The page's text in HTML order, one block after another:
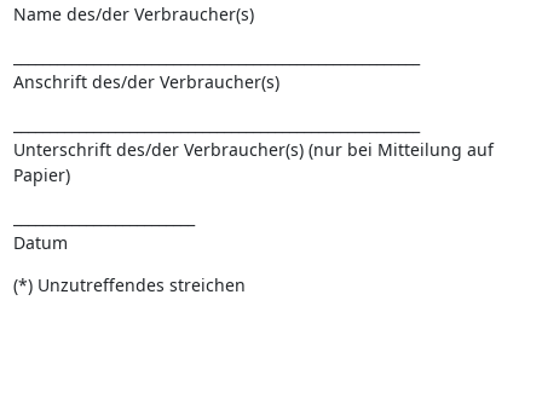
Name des/der Verbraucher(s)
Anschrift des/der Verbraucher(s)
Unterschrift des/der Verbraucher(s) (nur bei Mitteilung auf
Papier)
Datum
(*) Unzutreffendes streichen